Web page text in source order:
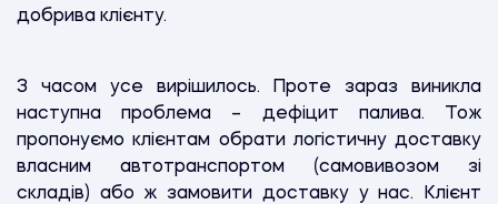
добрива клієнту.
З часом усе вирішилось. Проте зараз виникла
наступна проблема – дефіцит палива. Тож
пропонуємо клієнтам обрати логістичну доставку
власним автотранспортом (самовивозом зі
складів) або ж замовити доставку у нас. Клієнт